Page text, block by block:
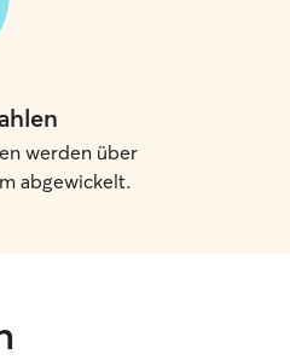
werden über
abgewickelt.